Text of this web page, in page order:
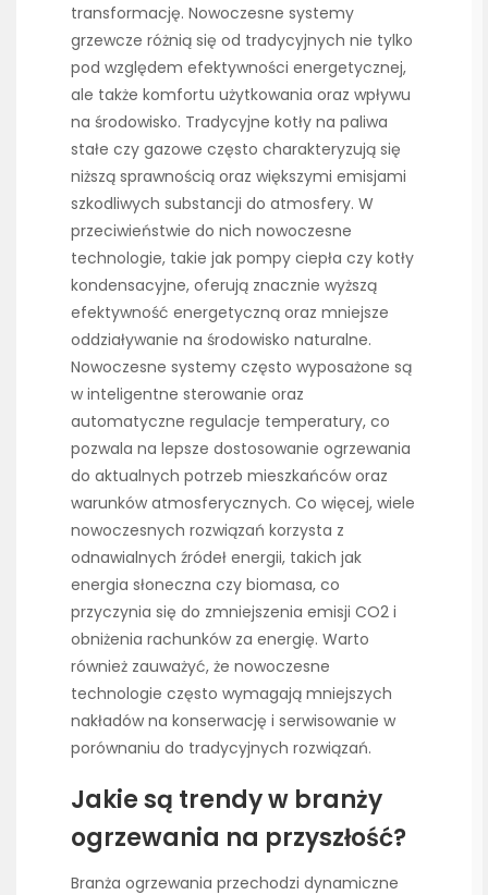
transformację. Nowoczesne systemy
grzewcze różnią się od tradycyjnych nie tylko
pod względem efektywności energetycznej,
ale także komfortu użytkowania oraz wpływu
na środowisko. Tradycyjne kotły na paliwa
stałe czy gazowe często charakteryzują się
niższą sprawnością oraz większymi emisjami
szkodliwych substancji do atmosfery. W
przeciwieństwie do nich nowoczesne
technologie, takie jak pompy ciepła czy kotły
kondensacyjne, oferują znacznie wyższą
efektywność energetyczną oraz mniejsze
oddziaływanie na środowisko naturalne.
Nowoczesne systemy często wyposażone są
w inteligentne sterowanie oraz
automatyczne regulacje temperatury, co
pozwala na lepsze dostosowanie ogrzewania
do aktualnych potrzeb mieszkańców oraz
warunków atmosferycznych. Co więcej, wiele
nowoczesnych rozwiązań korzysta z
odnawialnych źródeł energii, takich jak
energia słoneczna czy biomasa, co
przyczynia się do zmniejszenia emisji CO2 i
obniżenia rachunków za energię. Warto
również zauważyć, że nowoczesne
technologie często wymagają mniejszych
nakładów na konserwację i serwisowanie w
porównaniu do tradycyjnych rozwiązań.
Jakie są trendy w branży
ogrzewania na przyszłość?
Branża ogrzewania przechodzi dynamiczne